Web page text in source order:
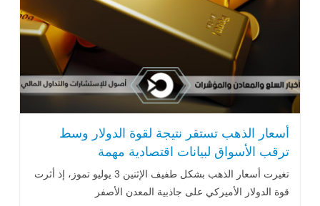
أسعار الذهب تستقر نتيجة لقوة الدولار وسط
ترقب الأسواق لبيانات اقتصادية مهمة
تغيرت أسعار الذهب بشكل طفيف الإثنين 3 يوليو تموز، إذ أثرت
قوة الدولار الأميركي على جاذبية المعدن الأصفر